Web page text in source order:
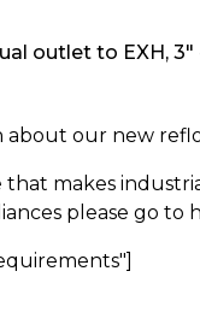
outlet to EXH, 3"
about our new
makes
please go to